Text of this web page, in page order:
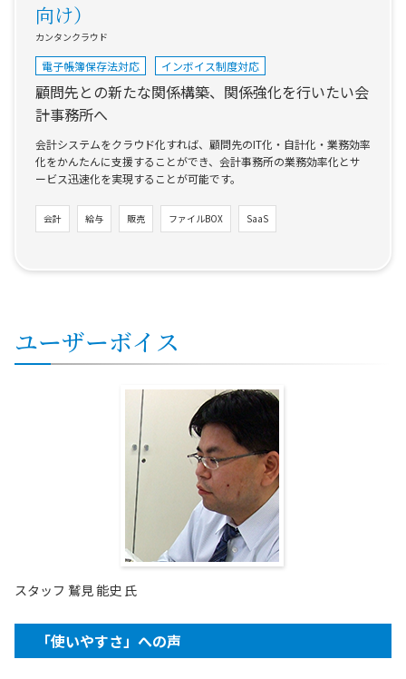
向け）
カンタンクラウド
電子帳簿保存法対応 インボイス制度対応
顧問先との新たな関係構築、関係強化を行いたい会
計事務所へ
会計システムをクラウド化すれば、顧問先のIT化・自計化・業務効率
化をかんたんに支援することができ、会計事務所の業務効率化とサ
ービス迅速化を実現することが可能です。
会計 給与 販売 ファイルBOX SaaS
ユーザーボイス
スタッフ 鷲見 能史 氏
「使いやすさ」への声